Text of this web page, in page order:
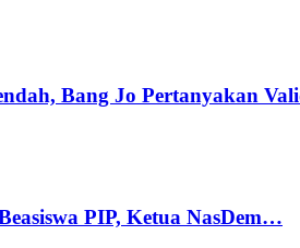
Bang Jo Pertanyakan
PIP, Ketua NasDem…